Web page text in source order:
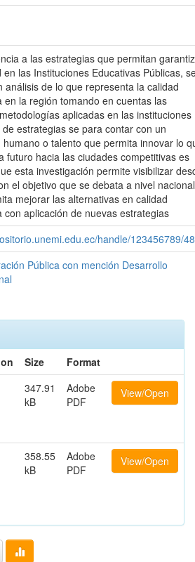
a las estrategias que permitan
en las Instituciones Educativas Públicas,
análisis de lo que representa la calidad
en la región tomando en cuentas las
aplicadas en las instituciones
estrategias se para contar con un
humano o talento que permita innovar lo
futuro hacia las ciudades competitivas es
esta investigación permite visibilizar
el objetivo que se debata a nivel
mejorar las alternativas en calidad
con aplicación de nuevas estrategias
handle/123456789/
Pública con mención Desarrollo
Size
Format
347.91
kB
Adobe
PDF
View/Open
358.55
kB
Adobe
PDF
View/Open